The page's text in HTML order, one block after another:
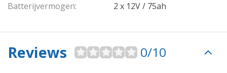
Batterijvermogen:
2 x 12V / 75ah
Reviews 0/10